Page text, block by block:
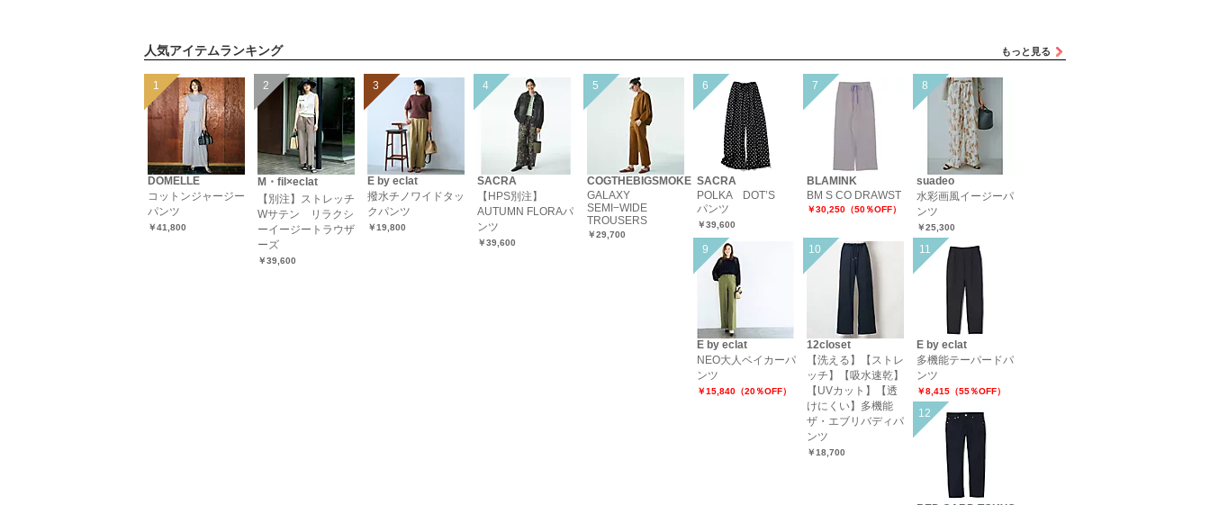
人気アイテムランキング
DOMELLE
コットンジャージー
パンツ
￥41,800
M・fil×eclat
【別注】ストレッチ
Wサテン リラクシ
ーイージートラウザ
ーズ
￥39,600
E by eclat
撥水チノワイドタッ
クパンツ
￥19,800
SACRA
【HPS別注】
AUTUMN FLORAパ
ンツ
￥39,600
COGTHEBIGSMOKE
GALAXY
SEMI−WIDE
TROUSERS
￥29,700
SACRA
POLKA DOT’S
パンツ
￥39,600
BLAMINK
BM S CO DRAWST
￥30,250（50％OFF）
suadeo
水彩画風イージーパ
ンツ
￥25,300
E by eclat
NEO大人ベイカーパ
ンツ
￥15,840（20％OFF）
12closet
【洗える】【ストレ
ッチ】【吸水速乾】
【UVカット】【透
けにくい】多機能
ザ・エブリバディパ
ンツ
￥18,700
E by eclat
多機能テーパードパ
ンツ
￥8,415（55％OFF）
もっと見る